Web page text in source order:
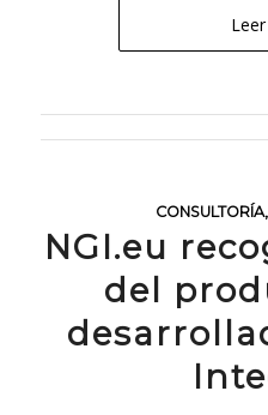
CONSULTORÍA,
NGI.eu
del